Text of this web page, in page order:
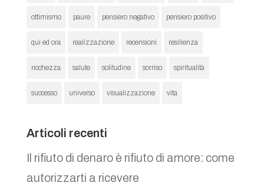
ottimismo paure pensiero negativo pensiero positivo
qui ed ora realizzazione recensioni resilienza
ricchezza salute solitudine sorriso spiritualità
successo universo visualizzazione vita
Articoli recenti
Il rifiuto di denaro è rifiuto di amore: come
autorizzarti a ricevere